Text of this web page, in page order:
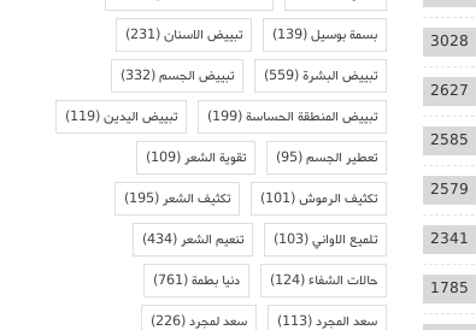
3028
2627
2585
2579
2341
1785
بسمة بوسيل(139) تبييض الاسنان(231)
تبييض البشرة(559) تبييض الجسم(332)
تبييض المنطقة الحساسة(199) تبييض اليدين(119)
تعطير الجسم(95) تقوية الشعر(109)
تكثيف الرموش(101) تكثيف الشعر(195)
تلميع الاواني(103) تنعيم الشعر(434)
حالات الشفاء(124) دنيا بطمة(761)
سعد المجرد(113) سعد لمجرد(226)